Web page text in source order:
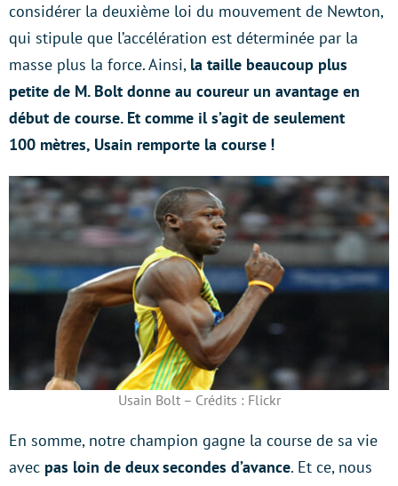
considérer la deuxième loi du mouvement de Newton,
qui stipule que l’accélération est déterminée par la
masse plus la force. Ainsi, la taille beaucoup plus
petite de M. Bolt donne au coureur un avantage en
début de course. Et comme il s’agit de seulement
100 mètres, Usain remporte la course !
Usain Bolt – Crédits : Flickr
En somme, notre champion gagne la course de sa vie
avec pas loin de deux secondes d’avance. Et ce, nous